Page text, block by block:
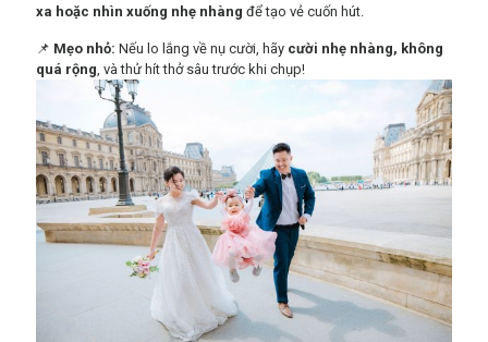
xa hoặc nhìn xuống nhẹ nhàng để tạo vẻ cuốn hút.
📌 Mẹo nhỏ: Nếu lo lắng về nụ cười, hãy cười nhẹ nhàng, không
quá rộng , và thử hít thở sâu trước khi chụp!